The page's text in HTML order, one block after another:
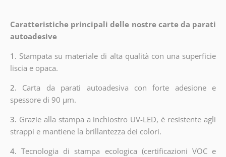
Caratteristiche principali delle nostre carte da parati
autoadesive
1. Stampata su materiale di alta qualità con una superficie
liscia e opaca.
2. Carta da parati autoadesiva con forte adesione e
spessore di 90 µm.
3. Grazie alla stampa a inchiostro UV-LED, è resistente agli
strappi e mantiene la brillantezza dei colori.
4.Tecnologia di stampa ecologica (certificazioni VOC e